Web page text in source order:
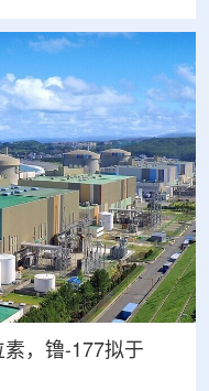
，镥-177拟于